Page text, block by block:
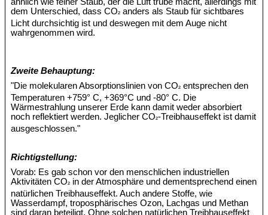
dem Unterschied, dass CO² anders als Staub für sichtbares
Licht durchsichtig ist und deswegen mit dem Auge nicht
wahrgenommen wird.
Zweite Behauptung:
"Die molekularen Absorptionslinien von CO² entsprechen den
Temperaturen +759° C, +369°C und -80° C. Die
Wärmestrahlung unserer Erde kann damit weder absorbiert
noch reflektiert werden. Jeglicher CO²-Treibhauseffekt ist damit
ausgeschlossen."
Richtigstellung:
Vorab: Es gab schon vor den menschlichen industriellen
Aktivitäten CO² in der Atmosphäre und dementsprechend einen
natürlichen Treibhauseffekt. Auch andere Stoffe, wie
Wasserdampf, troposphärisches Ozon, Lachgas und Methan
sind daran beteiligt. Ohne solchen natürlichen Treibhauseffekt